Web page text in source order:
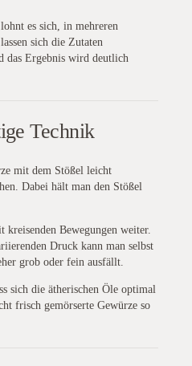
es sich, in mehreren
sich die Zutaten
das Ergebnis wird deutlich
Technik
mit dem Stößel leicht
Dabei hält man den Stößel
kreisenden Bewegungen weiter.
Druck kann man selbst
grob oder fein ausfällt.
sich die ätherischen Öle optimal
frisch gemörserte Gewürze so